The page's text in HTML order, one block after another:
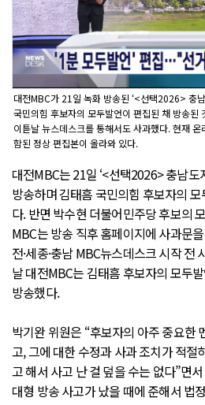
대전MBC가 21일 녹화 방송된 ‘<선택2026> 충
국민의힘 후보자의 모두발언이 편집된 채 방송된
이튿날 뉴스데스크를 통해서도 사과했다. 현재
함된 정상 편집본이 올라와 있다.
대전MBC는 21일 ‘<선택2026> 충남도
방송하며 김태흠 국민의힘 후보자의
다. 반면 박수현 더불어민주당 후보의
MBC는 방송 직후 홈페이지에 사과문
전·세종·충남 MBC뉴스데스크 시작 전
날 대전MBC는 김태흠 후보자의 모두
방송했다.
박기완 위원은 “후보자의 아주 중요한
고, 그에 대한 수정과 사과 조치가 적절
고 해서 사고 난 걸 덮을 수는 없다”면
대형 방송 사고가 났을 때에 준해서 법